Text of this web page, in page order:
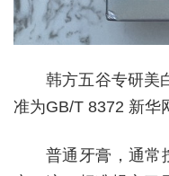
韩方五谷专研美
准为GB/T 8372 新华
普通牙膏，通常